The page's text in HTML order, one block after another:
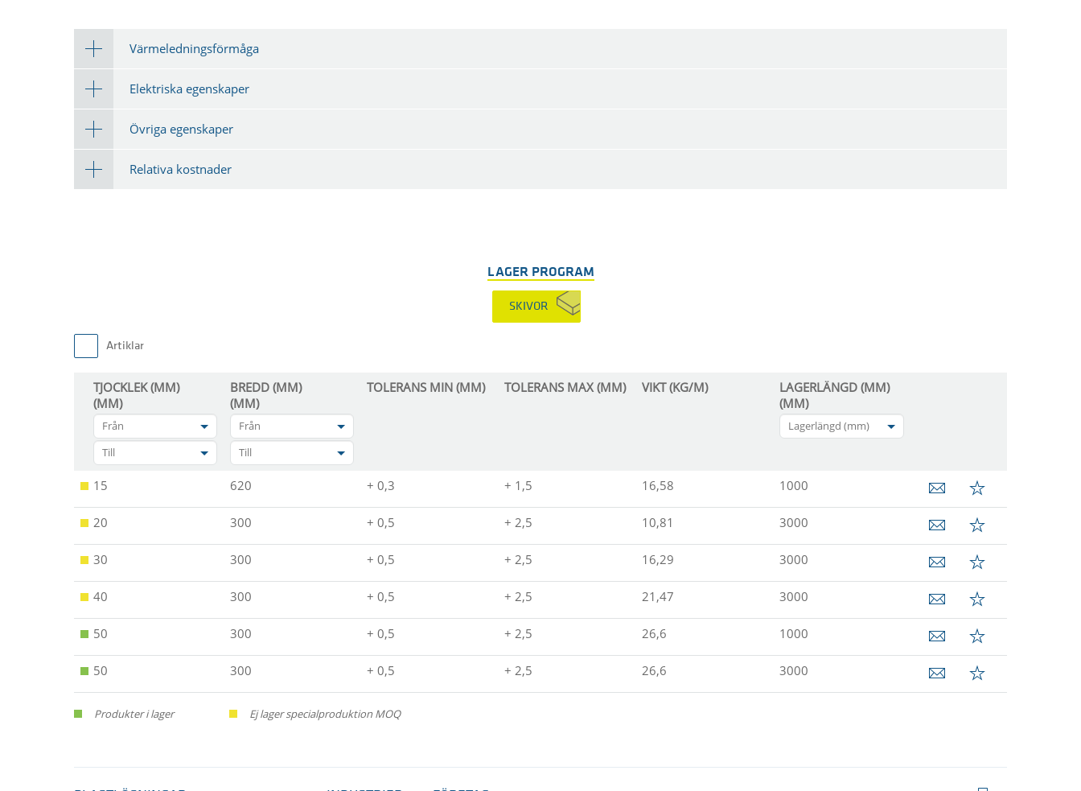
Värmeledningsförmåga
Elektriska egenskaper
Övriga egenskaper
Relativa kostnader
LAGER PROGRAM
SKIVOR
Artiklar
TJOCKLEK (MM)
(MM)
Från
Till
BREDD (MM)
(MM)
Från
Till
TOLERANS MIN (MM) TOLERANS MAX (MM) VIKT (KG/M)
LAGERLÄNGD (MM)
(MM)
Lagerlängd (mm)
15 620 + 0,3 + 1,5 16,58 1000
20 300 + 0,5 + 2,5 10,81 3000
30 300 + 0,5 + 2,5 16,29 3000
40 300 + 0,5 + 2,5 21,47 3000
50 300 + 0,5 + 2,5 26,6 1000
50 300 + 0,5 + 2,5 26,6 3000
Produkter i lager Ej lager specialproduktion MOQ